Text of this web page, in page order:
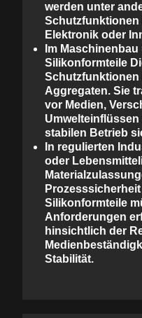
werden unter
Schutzfunktionen
Elektronik oder
Im Maschinenbau
Silikonformteile
Schutzfunktionen
Aggregaten. Sie
vor Medien,
stabilen Betrieb
In regulierten
oder
Silikonformteile
Anforderungen
hinsichtlich der
Stabilität.